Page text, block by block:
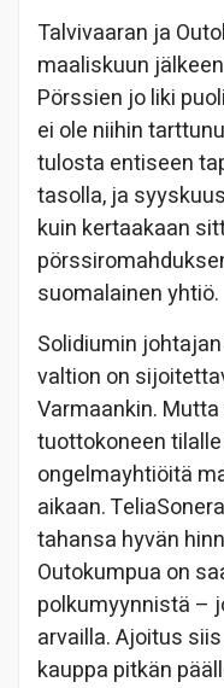
Talvivaaran ja
maaliskuun
Pörssien jo liki
ei ole niihin
tulosta entiseen
tasolla, ja
kuin kertaakaan
suomalainen yhtiö.
Solidiumin
valtion on
Varmaankin.
tuottokoneen
ongelmayhtiöitä
aikaan.
tahansa hyvän
Outokumpua on
polkumyynnistä –
arvailla. Ajoitus
kauppa pitkän